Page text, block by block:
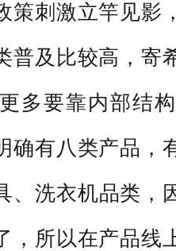
策刺激立竿见影
普及比较高，寄
多要靠内部结
确有八类产品，
洗衣机品类，
，所以在产品线